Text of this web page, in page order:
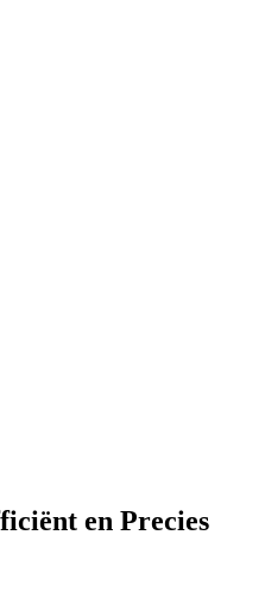
en Precies